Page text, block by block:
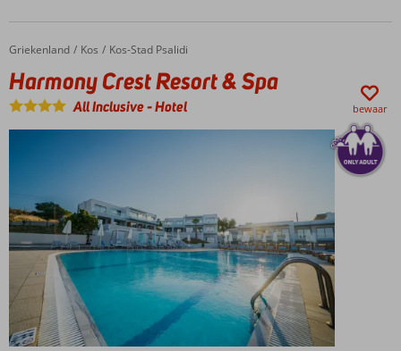
Home
Griekenland Kos Kos-Stad Psalidi
Harmony Crest Resort & Spa
Harmony Crest Resort & Spa
All Inclusive-Hotel bewaar